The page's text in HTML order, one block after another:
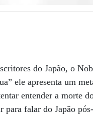
do Japão, o
ele apresenta um
entender a morte
para falar do Japão